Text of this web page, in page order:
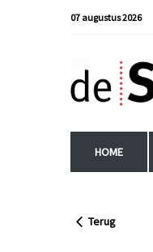
07 augustus 2026
HOME
Terug